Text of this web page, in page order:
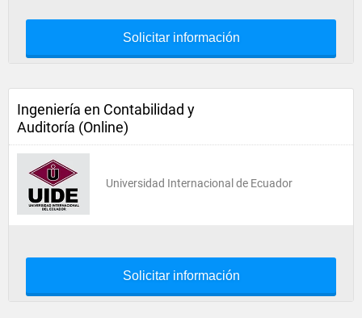
Solicitar información
Ingeniería en Contabilidad y
Auditoría (Online)
Universidad Internacional de Ecuador
Solicitar información